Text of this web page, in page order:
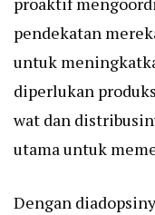
pendekatan
untuk
diperlukan
wat dan
utama untuk
Dengan